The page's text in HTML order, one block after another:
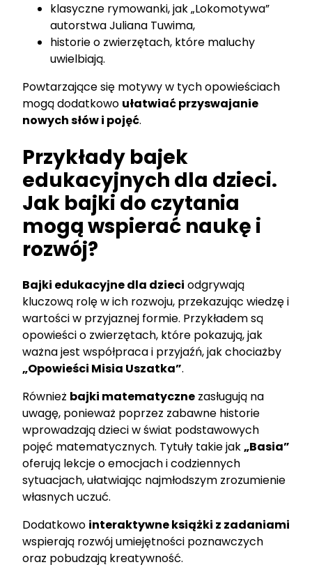
klasyczne rymowanki, jak „Lokomotywa”
autorstwa Juliana Tuwima,
historie o zwierzętach, które maluchy
uwielbiają.
Powtarzające się motywy w tych opowieściach
mogą dodatkowo ułatwiać przyswajanie
nowych słów i pojęć.
Przykłady bajek
edukacyjnych dla dzieci.
Jak bajki do czytania
mogą wspierać naukę i
rozwój?
Bajki edukacyjne dla dzieci odgrywają
kluczową rolę w ich rozwoju, przekazując wiedzę i
wartości w przyjaznej formie. Przykładem są
opowieści o zwierzętach, które pokazują, jak
ważna jest współpraca i przyjaźń, jak chociażby
„Opowieści Misia Uszatka”.
Również bajki matematyczne zasługują na
uwagę, ponieważ poprzez zabawne historie
wprowadzają dzieci w świat podstawowych
pojęć matematycznych. Tytuły takie jak„Basia”
oferują lekcje o emocjach i codziennych
sytuacjach, ułatwiając najmłodszym zrozumienie
własnych uczuć.
Dodatkowo interaktywne książki z zadaniami
wspierają rozwój umiejętności poznawczych
oraz pobudzają kreatywność.